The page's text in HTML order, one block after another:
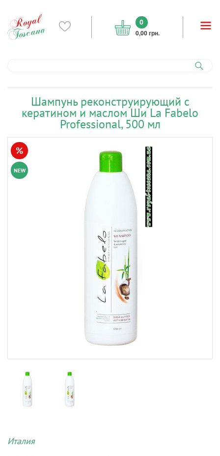
0
0,00 грн.
Шампунь реконструирующий с
кератином и маслом Ши La Fabelo
Professional, 500 мл
NEW
%
Италия